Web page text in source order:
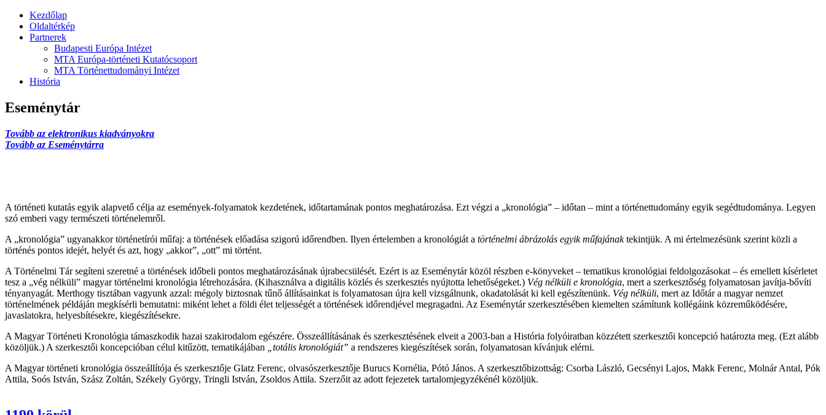
Kezdőlap
Oldaltérkép
Partnerek
Budapesti Európa Intézet
MTA Európa-történeti Kutatócsoport
MTA Történettudományi Intézet
História
Eseménytár
Tovább az elektronikus kiadványokra
Tovább az Eseménytárra
A történeti kutatás egyik alapvető célja az események-folyamatok kezdetének, időtartamának pontos meghatározása. Ezt végzi a „kronológia” – időtan – mint a történettudomány egyik segédtudománya. Legyen
szó emberi vagy természeti történelemről.
A „kronológia” ugyanakkor történetírói műfaj: a történések előadása szigorú időrendben. Ilyen értelemben a kronológiát a történelmi ábrázolás egyik műfajánaktekintjük. A mi értelmezésünk szerint közli a
történés pontos idejét, helyét és azt, hogy „akkor”, „ott” mi történt.
A Történelmi Tár segíteni szeretné a történések időbeli pontos meghatározásának újrabecsülését. Ezért is az Eseménytár közöl részben e-könyveket – tematikus kronológiai feldolgozásokat – és emellett kísérletet
tesz a „vég nélküli” magyar történelmi kronológia létrehozására. (Kihasználva a digitális közlés és szerkesztés nyújtotta lehetőségeket.) Vég nélküli e kronológia, mert a szerkesztőség folyamatosan javítja-bővíti
tényanyagát. Merthogy tisztában vagyunk azzal: mégoly biztosnak tűnő állításainkat is folyamatosan újra kell vizsgálnunk, okadatolását ki kell egészítenünk. Vég nélküli, mert az Időtár a magyar nemzet
történelmének példáján megkísérli bemutatni: miként lehet a földi élet teljességét a történések időrendjével megragadni. Az Eseménytár szerkesztésében kiemelten számítunk kollégáink közreműködésére,
javaslatokra, helyesbítésekre, kiegészítésekre.
A Magyar Történeti Kronológia támaszkodik hazai szakirodalom egészére. Összeállításának és szerkesztésének elveit a 2003-ban a História folyóiratban közzétett szerkesztői koncepció határozta meg. (Ezt alább
közöljük.) A szerkesztői koncepcióban célul kitűzött, tematikájában
„totális kronológiát” a rendszeres kiegészítések során, folyamatosan kívánjuk elérni.
A Magyar történeti kronológia összeállítója és szerkesztője Glatz Ferenc, olvasószerkesztője Burucs Kornélia, Pótó János. A szerkesztőbizottság: Csorba László, Gecsényi Lajos, Makk Ferenc, Molnár Antal, Pók
Attila, Soós István, Szász Zoltán, Székely György, Tringli István, Zsoldos Attila. Szerzőit az adott fejezetek tartalomjegyzékénél közöljük.